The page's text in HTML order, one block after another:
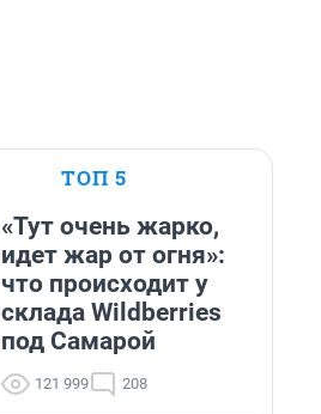
ТОП 5
«Тут очень жарко,
идет жар от огня»:
что происходит у
склада Wildberries
под Самарой
121 999 208